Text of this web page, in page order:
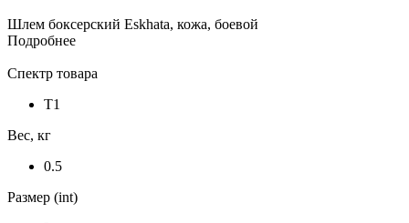
Шлем боксерский Eskhata, кожа, боевой
Подробнее
Спектр товара
Т1
Вес, кг
0.5
Размер (int)